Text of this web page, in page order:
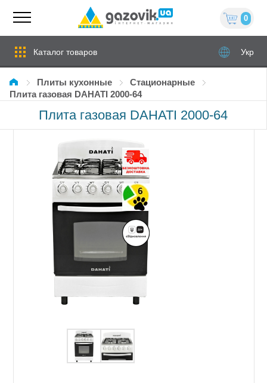
0
Каталог товаров Укр
Плиты кухонные
стационарные
Плита газовая DAHATI 2000-64
Плита газовая DAHATI 2000-64